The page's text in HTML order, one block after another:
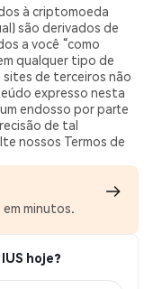
à criptomoeda
são derivados de
a você “como
qualquer tipo de
sites de terceiros não
expresso nesta
endosso por parte
de tal
nossos Termos de
minutos.
hoje?